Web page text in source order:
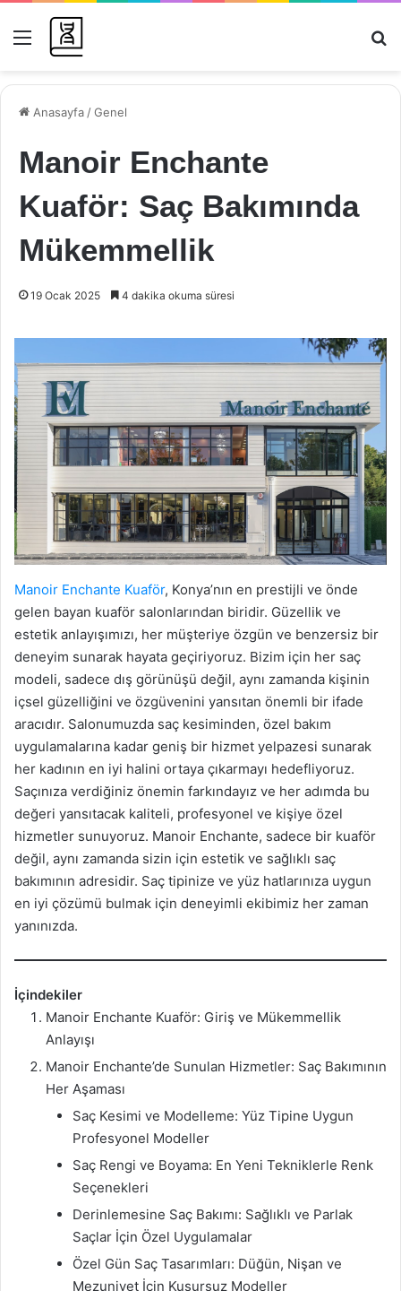
Menü
Anasayfa /Genel
Manoir Enchante
Kuaför: Saç Bakımında
Mükemmellik
19 Ocak 2025 4 dakika okuma süresi
Manoir Enchante Kuaför, Konya’nın en prestijli ve önde
gelen bayan kuaför salonlarından biridir. Güzellik ve
estetik anlayışımızı, her müşteriye özgün ve benzersiz bir
deneyim sunarak hayata geçiriyoruz. Bizim için her saç
modeli, sadece dış görünüşü değil, aynı zamanda kişinin
içsel güzelliğini ve özgüvenini yansıtan önemli bir ifade
aracıdır. Salonumuzda saç kesiminden, özel bakım
uygulamalarına kadar geniş bir hizmet yelpazesi sunarak
her kadının en iyi halini ortaya çıkarmayı hedefliyoruz.
Saçınıza verdiğiniz önemin farkındayız ve her adımda bu
değeri yansıtacak kaliteli, profesyonel ve kişiye özel
hizmetler sunuyoruz. Manoir Enchante, sadece bir kuaför
değil, aynı zamanda sizin için estetik ve sağlıklı saç
bakımının adresidir. Saç tipinize ve yüz hatlarınıza uygun
en iyi çözümü bulmak için deneyimli ekibimiz her zaman
yanınızda.
İçindekiler
Manoir Enchante Kuaför: Giriş ve Mükemmellik
Anlayışı
Manoir Enchante’de Sunulan Hizmetler: Saç Bakımının
Her Aşaması
Saç Kesimi ve Modelleme: Yüz Tipine Uygun
Profesyonel Modeller
Saç Rengi ve Boyama: En Yeni Tekniklerle Renk
Seçenekleri
Derinlemesine Saç Bakımı: Sağlıklı ve Parlak
Saçlar İçin Özel Uygulamalar
Özel Gün Saç Tasarımları: Düğün, Nişan ve
Mezuniyet İçin Kusursuz Modeller